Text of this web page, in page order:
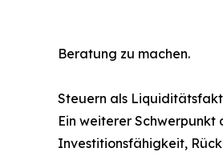
Beratung zu machen.
Steuern als
Ein weiterer Schwerpunkt
Investitionsfähigkeit,